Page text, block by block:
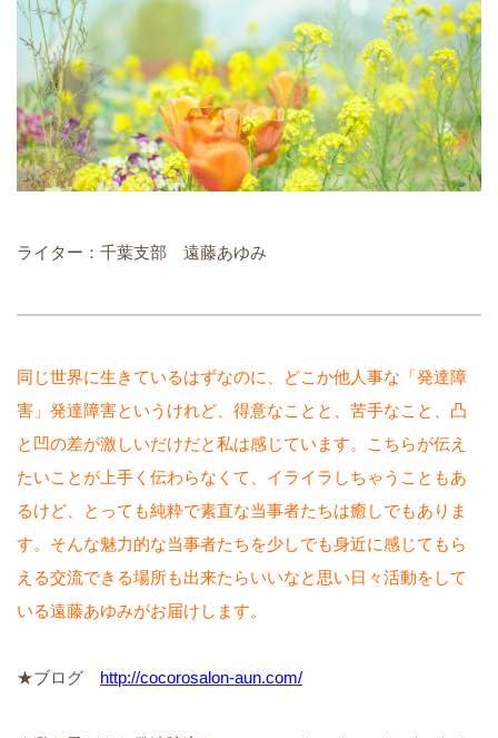
ライター：千葉支部 遠藤あゆみ
同じ世界に生きているはずなのに、どこか他人事な「発達障
害」発達障害というけれど、得意なことと、苦手なこと、凸
と凹の差が激しいだけだと私は感じています。こちらが伝え
たいことが上手く伝わらなくて、イライラしちゃうこともあ
るけど、とっても純粋で素直な当事者たちは癒しでもありま
す。そんな魅力的な当事者たちを少しでも身近に感じてもら
える交流できる場所も出来たらいいなと思い日々活動をして
いる遠藤あゆみがお届けします。
★ブログ http://cocorosalon-aun.com/